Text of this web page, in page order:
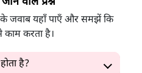
जवाब यहाँ पाएँ और समझें कि
करता है।
है?